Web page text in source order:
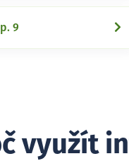
9
využít